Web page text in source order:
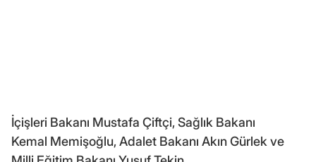
İçişleri Bakanı Mustafa Çiftçi, Sağlık Bakanı
Kemal Memişoğlu, Adalet Bakanı Akın Gürlek ve